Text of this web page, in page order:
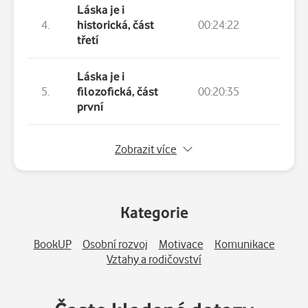
4.
Láska je i
historická, část
třetí
00:24:22
5.
Láska je i
filozofická, část
první
00:20:35
Láska je i filozofická, část druhá
Láska je i kulturní a antropologická, část
9. Láska je i kulturní a antropologická, část
Zobrazit více
Kategorie
BookUP Osobní rozvoj Motivace
Komunikace
Vztahy a rodičovství